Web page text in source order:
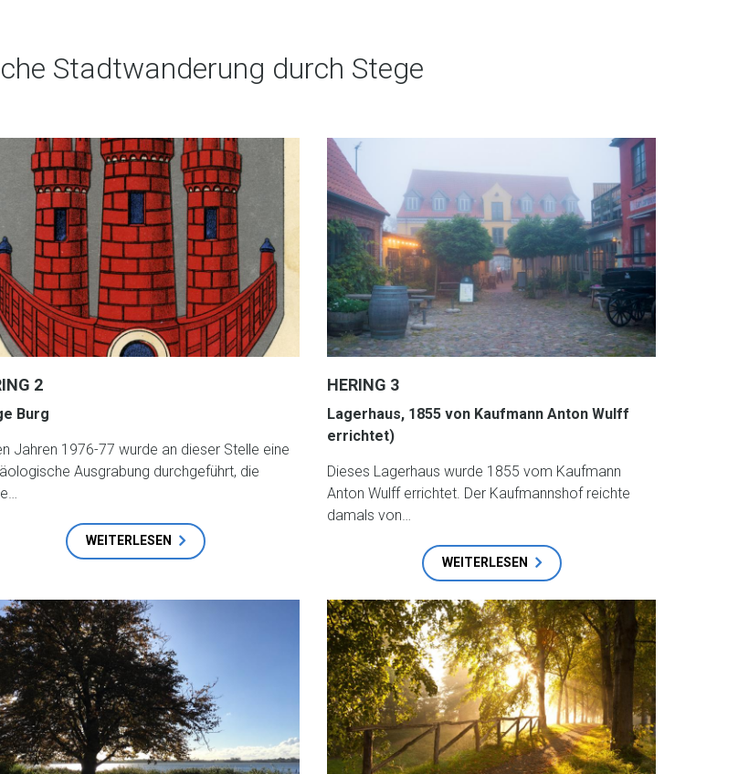
Stadtwanderung durch Stege
2
Burg
Jahren 1976-77 wurde an dieser Stelle eine
Ausgrabung durchgeführt, die
WEITERLESEN
HERING 3
Lagerhaus, 1855 von Kaufmann Anton Wulff
errichtet)
Dieses Lagerhaus wurde 1855 vom Kaufmann
Anton Wulff errichtet. Der Kaufmannshof reichte
damals von…
WEITERLESEN